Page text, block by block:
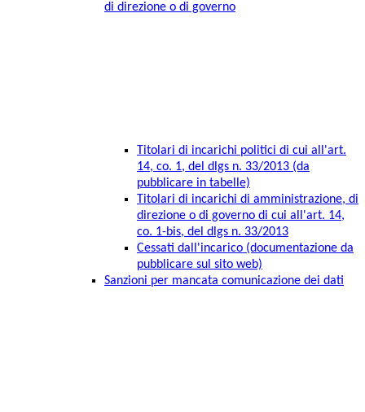
di direzione o di governo
Titolari di incarichi politici di cui all'art.
14, co. 1, del dlgs n. 33/2013 (da
pubblicare in tabelle)
Titolari di incarichi di amministrazione, di
direzione o di governo di cui all'art. 14,
co. 1-bis, del dlgs n. 33/2013
Cessati dall'incarico (documentazione da
pubblicare sul sito web)
Sanzioni per mancata comunicazione dei dati